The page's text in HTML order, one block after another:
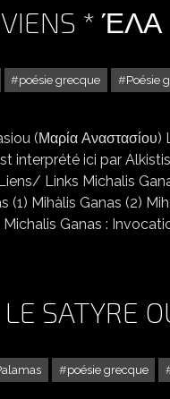
VIENS * ΈΛΑ
poésie grecque Poésie
(Μαρία
interprété ici par
Liens/ Links Michalis
(1) Mihàlis Ganas (2)
Ganas :
SATYRE
poésie grecque